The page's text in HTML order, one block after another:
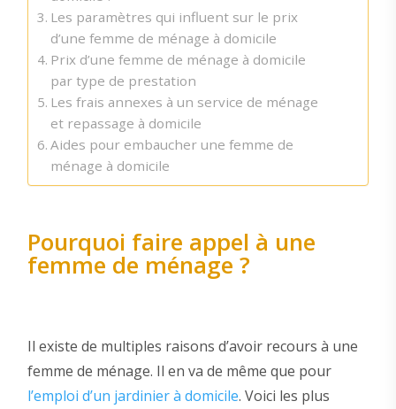
Les paramètres qui influent sur le prix
d’une femme de ménage à domicile
Prix d’une femme de ménage à domicile
par type de prestation
Les frais annexes à un service de ménage
et repassage à domicile
Aides pour embaucher une femme de
ménage à domicile
Pourquoi faire appel à une
femme de ménage ?
Il existe de multiples raisons d’avoir recours à une
femme de ménage. Il en va de même que pour
l’emploi d’un jardinier à domicile. Voici les plus